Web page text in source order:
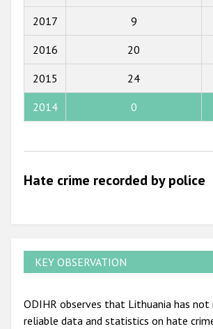
2015
2014
2010
2017 9
2016 20
2015 24
2014 0
Hate crime recorded by police
KEY OBSERVATION
ODIHR observes that Lithuania has not
reliable data and statistics on hate